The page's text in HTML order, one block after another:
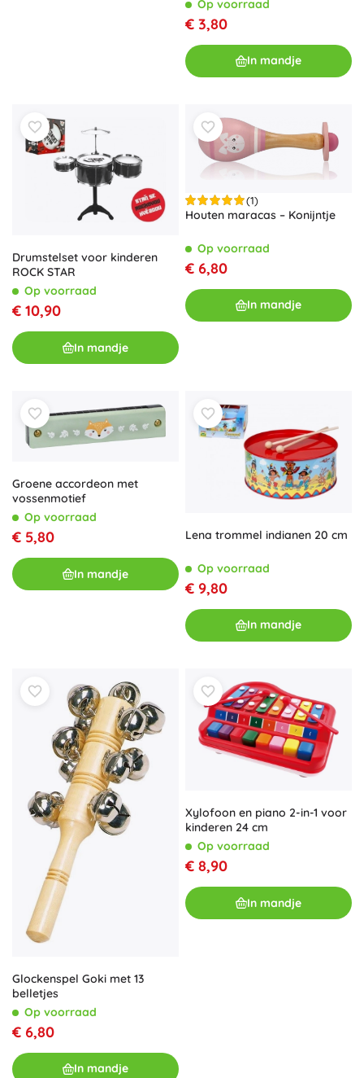
Op voorraad
€ 3,80
In mandje
Drumstelset voor kinderen
ROCK STAR
Op voorraad
€ 10,90
In mandje
(1)
Houten maracas – Konijntje
Op voorraad
€ 6,80
In mandje
Groene accordeon met
vossenmotief
Op voorraad
€ 5,80
In mandje
Lena trommel indianen 20 cm
Op voorraad
€ 9,80
In mandje
Glockenspel Goki met 13
belletjes
Op voorraad
€ 6,80
In mandje
Xylofoon en piano 2-in-1 voor
kinderen 24 cm
Op voorraad
€ 8,90
In mandje